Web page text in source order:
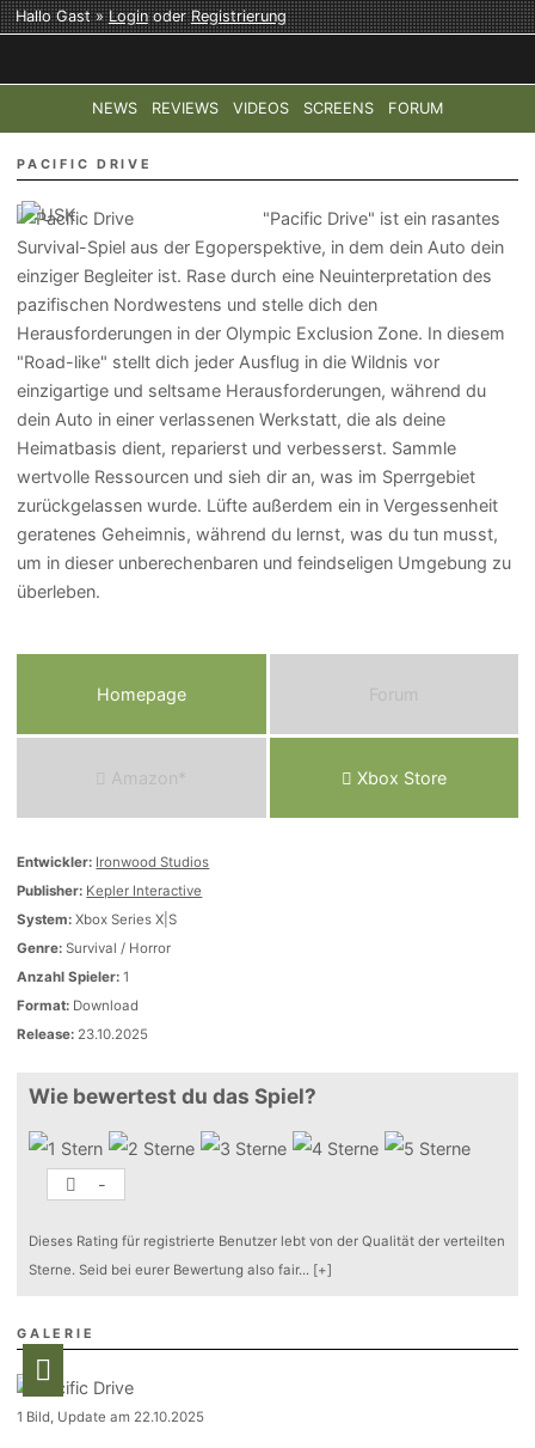
Hallo Gast »LoginoderRegistrierung
NEWS REVIEWS VIDEOS SCREENS FORUM
TOP-THEMEN: COD: MODERN WARFARE 4 HALO:
PACIFIC DRIVE
"Pacific Drive" ist ein rasantes
Survival-Spiel aus der Egoperspektive, in dem dein Auto dein
einziger Begleiter ist. Rase durch eine Neuinterpretation des
pazifischen Nordwestens und stelle dich den
Herausforderungen in der Olympic Exclusion Zone. In diesem
"Road-like" stellt dich jeder Ausflug in die Wildnis vor
einzigartige und seltsame Herausforderungen, während du
dein Auto in einer verlassenen Werkstatt, die als deine
Heimatbasis dient, reparierst und verbesserst. Sammle
wertvolle Ressourcen und sieh dir an, was im Sperrgebiet
zurückgelassen wurde. Lüfte außerdem ein in Vergessenheit
geratenes Geheimnis, während du lernst, was du tun musst,
um in dieser unberechenbaren und feindseligen Umgebung zu
überleben.
Homepage Forum
Amazon* Xbox Store
Entwickler: Ironwood Studios
Publisher: Kepler Interactive
System: Xbox Series X|S
Genre: Survival / Horror
Anzahl Spieler: 1
Format: Download
Release: 23.10.2025
Wie bewertest du das Spiel?
-
Dieses Rating für registrierte Benutzer lebt von der Qualität der verteilten
Sterne. Seid bei eurer Bewertung also fair... [+]
GALERIE
1 Bild, Update am 22.10.2025